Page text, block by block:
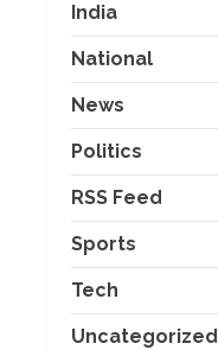
India
National
News
Politics
RSS Feed
Sports
Tech
Uncategorized